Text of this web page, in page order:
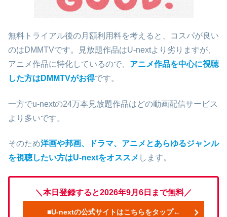
無料トライアル後の月額利用料を考えると、コスパが良い
のはDMMTVです。見放題作品はU-nextより劣りますが、
アニメ作品に特化しているので、 アニメ作品を中心に視聴
した方はDMMTVがお得です。
一方でu-nextの24万本見放題作品はどの動画配信サービス
より多いです。
そのため洋画や邦画、ドラマ、アニメとあらゆるジャンル
を視聴したい方はU-nextをオススメ します。
＼本日登録すると2026年9月6日まで無料／
■U-nextの公式サイトはこちらをタップ←